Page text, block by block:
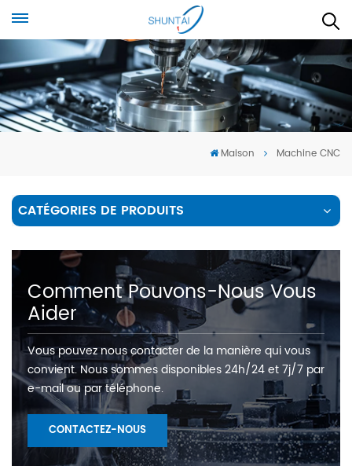
Maison Machine CNC
CATÉGORIES DE PRODUITS
Comment Pouvons-Nous Vous
Aider
Vous pouvez nous contacter de la manière qui vous
convient. Nous sommes disponibles 24h/24 et 7j/7 par
e-mail ou par téléphone.
CONTACTEZ-NOUS